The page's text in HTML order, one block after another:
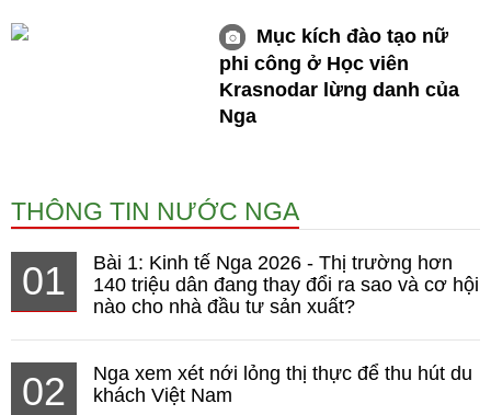
Mục kích đào tạo nữ
phi công ở Học viên
Krasnodar lừng danh của
Nga
THÔNG TIN NƯỚC NGA
01
Bài 1: Kinh tế Nga 2026 - Thị trường hơn
140 triệu dân đang thay đổi ra sao và cơ hội
nào cho nhà đầu tư sản xuất?
02
Nga xem xét nới lỏng thị thực để thu hút du
khách Việt Nam